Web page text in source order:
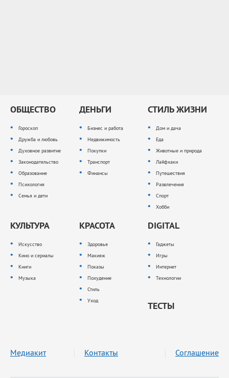
ОБЩЕСТВО
Гороскоп
Дружба и любовь
Духовное развитие
Законодательство
Образование
Психология
Семья и дети
ДЕНЬГИ
Бизнес и работа
Недвижимость
Покупки
Транспорт
Финансы
СТИЛЬ ЖИЗНИ
Дом и дача
Еда
Животные и природа
Лайфхаки
Путешествия
Развлечения
Спорт
Хобби
КУЛЬТУРА
Искусство
Кино и сериалы
Книги
Музыка
КРАСОТА
Здоровье
Макияж
Показы
Похудение
Стиль
Уход
DIGITAL
Гаджеты
Игры
Интернет
Технологии
ТЕСТЫ
Медиакит Контакты Соглашение